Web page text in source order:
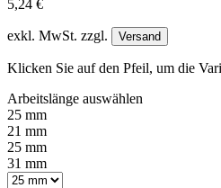
5,24 €
exkl. MwSt. zzgl. Versand
Klicken Sie auf den Pfeil, um die
Arbeitslänge auswählen
25 mm
21 mm
25 mm
31 mm